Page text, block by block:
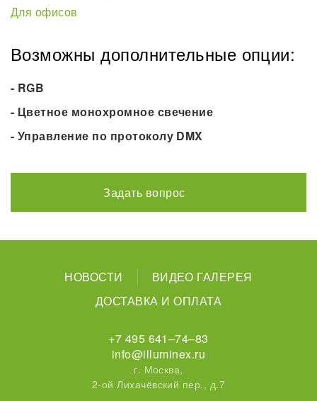
Для офисов
Возможны дополнительные опции:
- RGB
- Цветное монохромное свечение
- Управление по протоколу DMX
Задать вопрос
НОВОСТИ
ВИДЕО ГАЛЕРЕЯ
ДОСТАВКА И ОПЛАТА
+7 495 641–74–83
info@illuminex.ru
г. Москва,
2-ой Лихачёвский пер., д.7